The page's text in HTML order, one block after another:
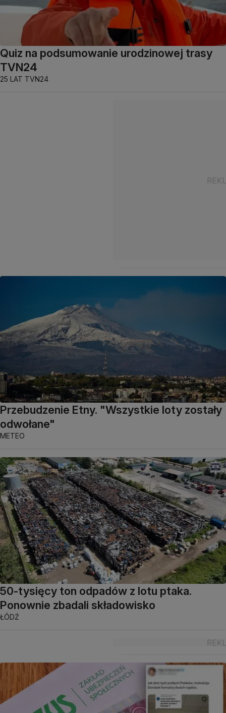
Quiz na podsumowanie urodzinowej trasy
TVN24
25 LAT TVN24
Przebudzenie Etny. "Wszystkie loty zostały
odwołane"
METEO
50-tysięcy ton odpadów z lotu ptaka.
Ponownie zbadali składowisko
ŁÓDŹ